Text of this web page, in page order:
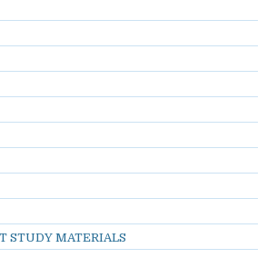
STUDY MATERIALS